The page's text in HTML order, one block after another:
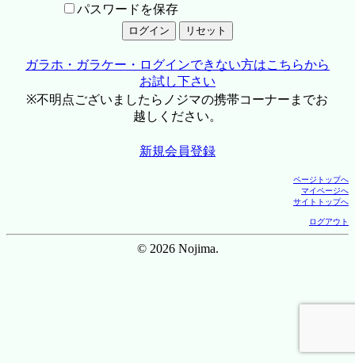
パスワードを保存
ガラホ・ガラケー・ログインできない方はこちらから
お試し下さい
※不明点ございましたらノジマの携帯コーナーまでお
越しください。
新規会員登録
ページトップへ
マイページへ
サイトトップへ
ログアウト
© 2026 Nojima.